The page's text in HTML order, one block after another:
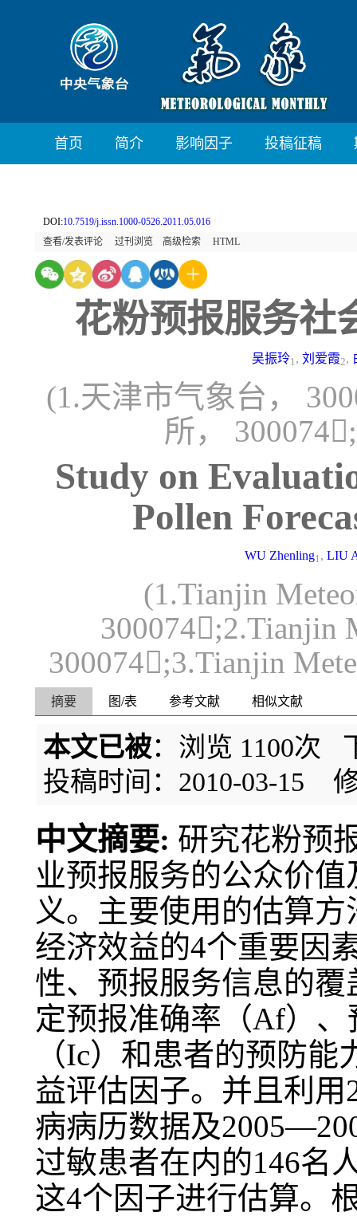
首页 简介 影响因子 投稿征稿
DOI:10.7519/j.issn.1000-0526.2011.05.016
查看/发表评论
过刊浏览 高级检索 HTML
花粉预报服务社
吴振玲1, 刘爱霞2,
(1.天津市气象台，
所，
Study on
Pollen
WU Zhenling1, LIU
(1.Tianjin
300074;2.Tianjin
300074;3.Tianjin
摘要 图/表 参考文献 相似文献
本文已被：浏览 1100次
投稿时间：2010-03-15
中文摘要: 研究花粉预
业预报服务的公众价
义。主要使用的估算
经济效益的4个重要因
性、预报服务信息的
定预报准确率（Af）
（Ic）和患者的预防
益评估因子。并且利
病病历数据及
过敏患者在内的146名
这4个因子进行估算。